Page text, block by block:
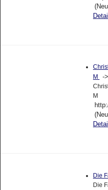
Detail
M
->
M
Detail
Die
Die